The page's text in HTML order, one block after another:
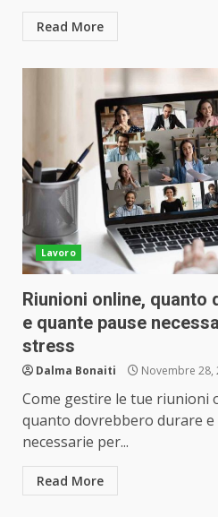
Read More
Lavoro
Riunioni online,
e quante pause
stress
Dalma Bonaiti Novembre 28,
Come gestire le tue riunioni
quanto dovrebbero durare
necessarie per...
Read More